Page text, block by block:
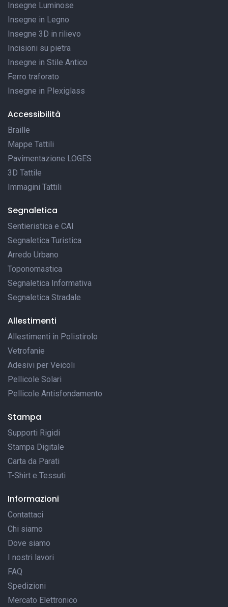
Insegne Luminose
Insegne in Legno
Insegne 3D in rilievo
Incisioni su pietra
Insegne in Stile Antico
Ferro traforato
Insegne in Plexiglass
Accessibilità
Braille
Mappe Tattili
Pavimentazione LOGES
3D Tattile
Immagini Tattili
Segnaletica
Sentieristica e CAI
Segnaletica Turistica
Arredo Urbano
Toponomastica
Segnaletica Informativa
Segnaletica Stradale
Allestimenti
Allestimenti in Polistirolo
Vetrofanie
Adesivi per Veicoli
Pellicole Solari
Pellicole Antisfondamento
Stampa
Supporti Rigidi
Stampa Digitale
Carta da Parati
T-Shirt e Tessuti
Informazioni
Contattaci
Chi siamo
Dove siamo
I nostri lavori
FAQ
Spedizioni
Mercato Elettronico